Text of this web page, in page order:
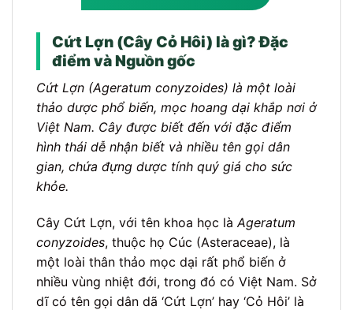
Cứt Lợn (Cây Cỏ Hôi) là gì? Đặc
điểm và Nguồn gốc
Cứt Lợn (Ageratum conyzoides) là một loài
thảo dược phổ biến, mọc hoang dại khắp nơi ở
Việt Nam. Cây được biết đến với đặc điểm
hình thái dễ nhận biết và nhiều tên gọi dân
gian, chứa đựng dược tính quý giá cho sức
khỏe.
Cây Cứt Lợn, với tên khoa học là Ageratum
conyzoides, thuộc họ Cúc (Asteraceae), là
một loài thân thảo mọc dại rất phổ biến ở
nhiều vùng nhiệt đới, trong đó có Việt Nam. Sở
dĩ có tên gọi dân dã ‘Cứt Lợn’ hay ‘Cỏ Hôi’ là